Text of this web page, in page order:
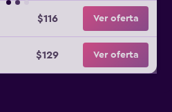
$116 Ver oferta
$129 Ver oferta